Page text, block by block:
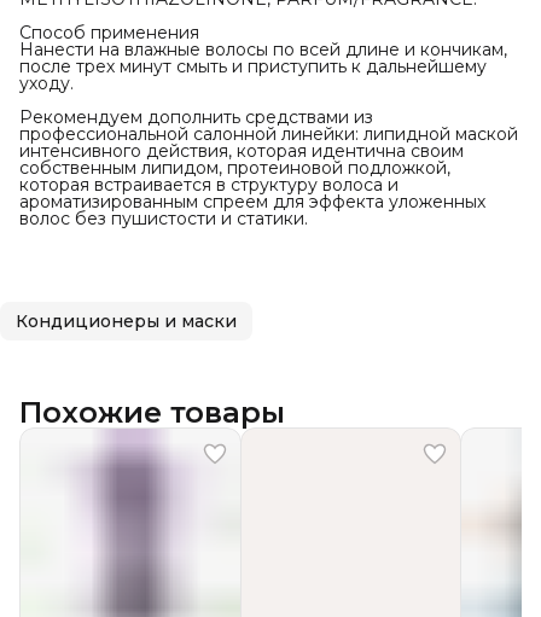
Способ применения
Нанести на влажные волосы по всей длине и кончикам,
после трех минут смыть и приступить к дальнейшему
уходу.
Рекомендуем дополнить средствами из
профессиональной салонной линейки: липидной маской
интенсивного действия, которая идентична своим
собственным липидом, протеиновой подложкой,
которая встраивается в структуру волоса и
ароматизированным спреем для эффекта уложенных
волос без пушистости и статики.
Кондиционеры и маски
Похожие товары